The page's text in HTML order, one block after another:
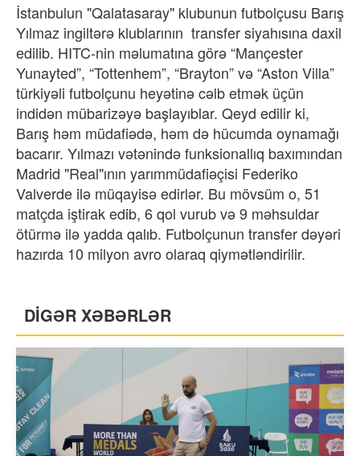
İstanbulun "Qalatasaray" klubunun futbolçusu Barış
Yılmaz ingiltərə klublarının transfer siyahısına daxil
edilib. HITC-nin məlumatına görə “Mançester
Yunayted”, “Tottenhem”, “Brayton” və “Aston Villa”
türkiyəli futbolçunu heyətinə cəlb etmək üçün
indidən mübarizəyə başlayıblar. Qeyd edilir ki,
Barış həm müdafiədə, həm də hücumda oynamağı
bacarır. Yılmazı vətənində funksionallıq baxımından
Madrid "Real"ının yarımmüdafiəçisi Federiko
Valverde ilə müqayisə edirlər. Bu mövsüm o, 51
matçda iştirak edib, 6 qol vurub və 9 məhsuldar
ötürmə ilə yadda qalıb. Futbolçunun transfer dəyəri
hazırda 10 milyon avro olaraq qiymətləndirilir.
DİGƏR XƏBƏRLƏR